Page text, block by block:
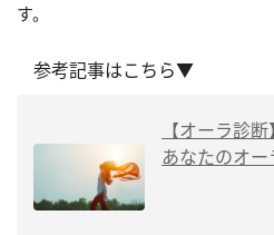
す。
参考記事はこちら▼
【オーラ診
あなたのオー